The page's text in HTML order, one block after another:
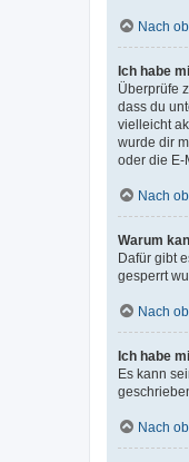
Nach
Ich habe
Überprüfe
dass du
vielleicht
wurde dir
oder die E-
Nach
Warum
Dafür gibt
gesperrt
Nach
Ich habe
Es kann
Nach